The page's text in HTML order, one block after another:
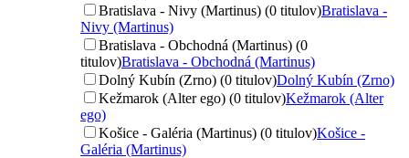
Bratislava - Nivy (Martinus) (0 titulov)Bratislava -
Nivy (Martinus)
Bratislava - Obchodná (Martinus) (0
titulov)Bratislava - Obchodná (Martinus)
Dolný Kubín (Zrno) (0 titulov)Dolný Kubín (Zrno)
Kežmarok (Alter ego) (0 titulov)Kežmarok (Alter
ego)
Košice - Galéria (Martinus) (0 titulov)Košice -
Galéria (Martinus)